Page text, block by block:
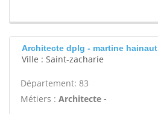
Architecte dplg - martine hainaut
Ville : Saint-zacharie
Département: 83
Métiers : Architecte -